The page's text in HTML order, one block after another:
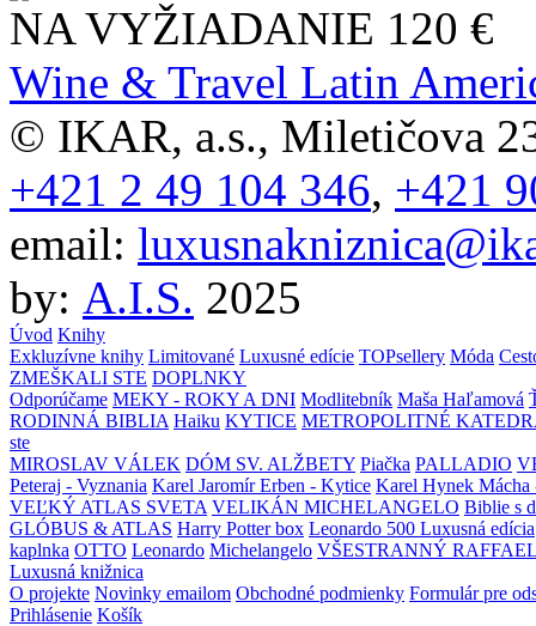
NA VYŽIADANIE 120 €
Wine & Travel Latin
© IKAR, a.s., Miletičova
+421 2 49 104 346, +421
email:
by: A.I.S. 2025
Úvod Knihy
Exkluzívne knihy Limitované Luxusné edície TOPsellery Móda
ZMEŠKALI STE DOPLNKY
Odporúčame MEKY - ROKY A DNI Modlitebník Maša Haľamová
RODINNÁ BIBLIA Haiku KYTICE METROPOLITNÉ
ste
MIROSLAV VÁLEK DÓM SV. ALŽBETY Piačka PALLADIO
Peteraj - Vyznania Karel Jaromír Erben - Kytice Karel Hynek Mácha
VEĽKÝ ATLAS SVETA VELIKÁN MICHELANGELO Biblie s
GLÓBUS & ATLAS Harry Potter box Leonardo 500 Luxusná edícia
kaplnka OTTO Leonardo Michelangelo VŠESTRANNÝ
Luxusná knižnica
O projekte Novinky emailom Obchodné podmienky Formulár pre
Prihlásenie Košík